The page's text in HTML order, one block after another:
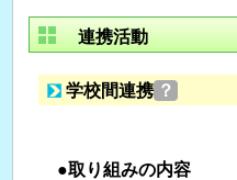
連携活動
学校間連携 ？
●取り組みの内容